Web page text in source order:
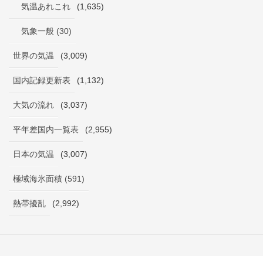
気温あれこれ (1,635)
気象一般 (30)
世界の気温 (3,009)
国内記録更新表 (1,132)
大気の流れ (3,037)
平年差国内一覧表 (2,955)
日本の気温 (3,007)
極域海氷面積 (591)
熱帯擾乱 (2,992)